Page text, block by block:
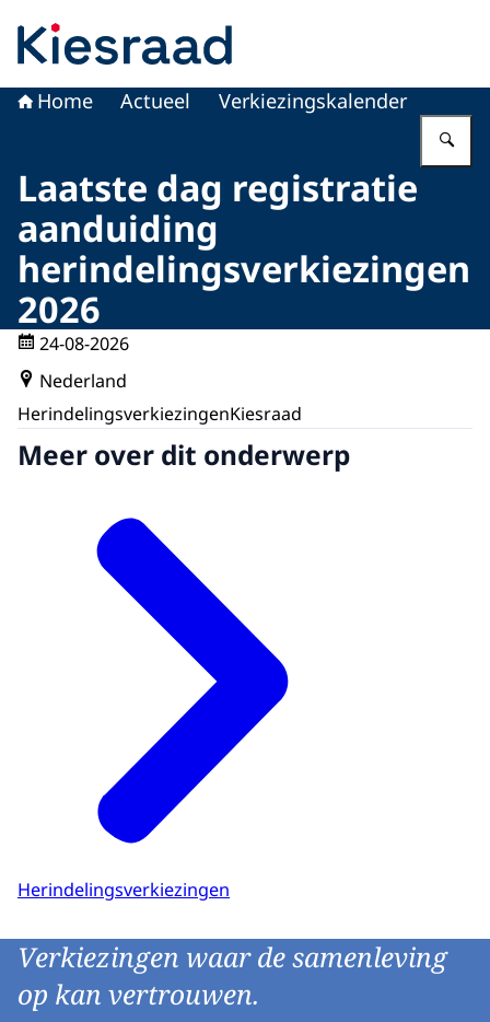
Home Actueel Verkiezingskalender
Laatste dag registratie
aanduiding
herindelingsverkiezingen
2026
24-08-2026
Nederland
HerindelingsverkiezingenKiesraad
Meer over dit onderwerp
Herindelingsverkiezingen
Verkiezingen waar de samenleving
op kan vertrouwen.